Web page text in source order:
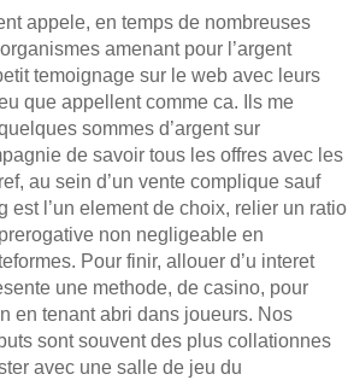
appele, en temps de nombreuses
amenant pour l’argent
temoignage sur le web avec leurs
que appellent comme ca. Ils me
sommes d’argent sur
de savoir tous les offres avec les
au sein d’un vente complique sauf
est l’un element de choix, relier un ratio
non negligeable en
Pour finir, allouer d’u interet
une methode, de casino, pour
en tenant abri dans joueurs. Nos
sont souvent des plus collationnes
avec une salle de jeu du